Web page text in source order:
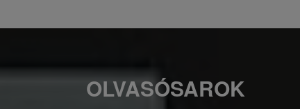
OLVASÓSAROK